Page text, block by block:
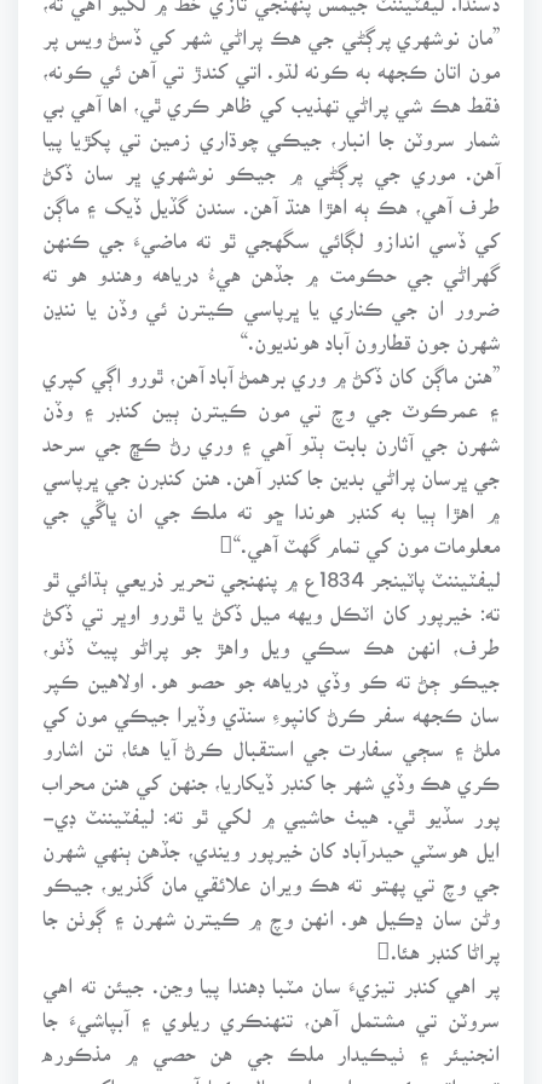
”مان نوشهري پرڳڻي جي هڪ پراڻي شهر کي ڏسڻ ويس پر
مون اتان ڪجهه به ڪونه لڌو. اتي کندڙ تي آهن ئي ڪونه،
فقط هڪ شي پراڻي تهذيب کي ظاهر ڪري ٿي، اها آهي بي
شمار سروٽن جا انبار، جيڪي چوڌاري زمين تي پکڙيا پيا
آهن. موري جي پرڳڻي ۾ جيڪو نوشهري ڀر سان ڏکڻ
طرف آهي، هڪ ٻه اهڙا هنڌ آهن. سندن گڏيل ڏيک ۽ ماڳن
کي ڏسي اندازو لڳائي سگهجي ٿو ته ماضيءَ جي ڪنهن
گهراڻي جي حڪومت ۾ جڏهن هيءُ درياهه وهندو هو ته
ضرور ان جي ڪناري يا ڀرپاسي ڪيترن ئي وڏن يا ننڍن
شهرن جون قطارون آباد هونديون.“
”هنن ماڳن کان ڏکڻ ۾ وري برهمڻ آباد آهن، ٿورو اڳي کپري
۽ عمرڪوٽ جي وچ تي مون ڪيترن ٻين کنڊر ۽ وڏن
شهرن جي آثارن بابت ٻڌو آهي ۽ وري رڻ ڪڇ جي سرحد
جي ڀرسان پراڻي بدين جا کنڊر آهن. هنن کنڊرن جي ڀرپاسي
۾ اهڙا ٻيا به کنڊر هوندا ڇو ته ملڪ جي ان ڀاڱي جي
معلومات مون کي تمام گهٽ آهي.“
ليفٽيننٽ پاٽينجر 1834ع ۾ پنهنجي تحرير ذريعي ٻڌائي ٿو
ته: خيرپور کان اٽڪل ويهه ميل ڏکڻ يا ٿورو اوڀر تي ڏکڻ
طرف، انهن هڪ سڪي ويل واهڙ جو پراڻو پيٽ ڏٺو،
جيڪو ڄڻ ته ڪو وڏي درياهه جو حصو هو. اولاهين ڪپر
سان ڪجهه سفر ڪرڻ کانپوءِ سنڌي وڏيرا جيڪي مون کي
ملڻ ۽ سڄي سفارت جي استقبال ڪرڻ آيا هئا، تن اشارو
ڪري هڪ وڏي شهر جا کنڊر ڏيکاريا، جنهن کي هنن محراب
پور سڏيو ٿي. هيٺ حاشيي ۾ لکي ٿو ته: ليفٽيننٽ ڊي-
ايل هوسٽي حيدرآباد کان خيرپور ويندي، جڏهن ٻنهي شهرن
جي وچ تي پهتو ته هڪ ويران علائقي مان گذريو، جيڪو
وڻن سان ڍڪيل هو. انهن وچ ۾ ڪيترن شهرن ۽ ڳوٺن جا
پراڻا کنڊر هئا.
پر اهي کنڊر تيزيءَ سان مٽبا ڊهندا پيا وڃن. جيئن ته اهي
سروٽن تي مشتمل آهن، تنهنڪري ريلوي ۽ آبپاشيءَ جا
انجنيئر ۽ ٺيڪيدار ملڪ جي هن حصي ۾ مذڪوره
تعميراتي ڪم ۾ اهي استعمال ڪيا آهن. هنن اکرن جي